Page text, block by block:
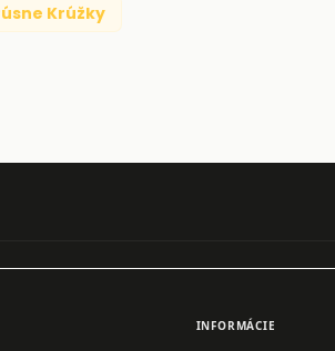
Krúžky
INFORMÁCIE